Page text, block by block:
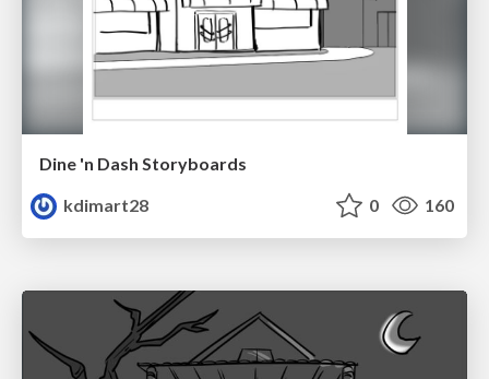
Dine 'n Dash Storyboards
kdimart28
0 160